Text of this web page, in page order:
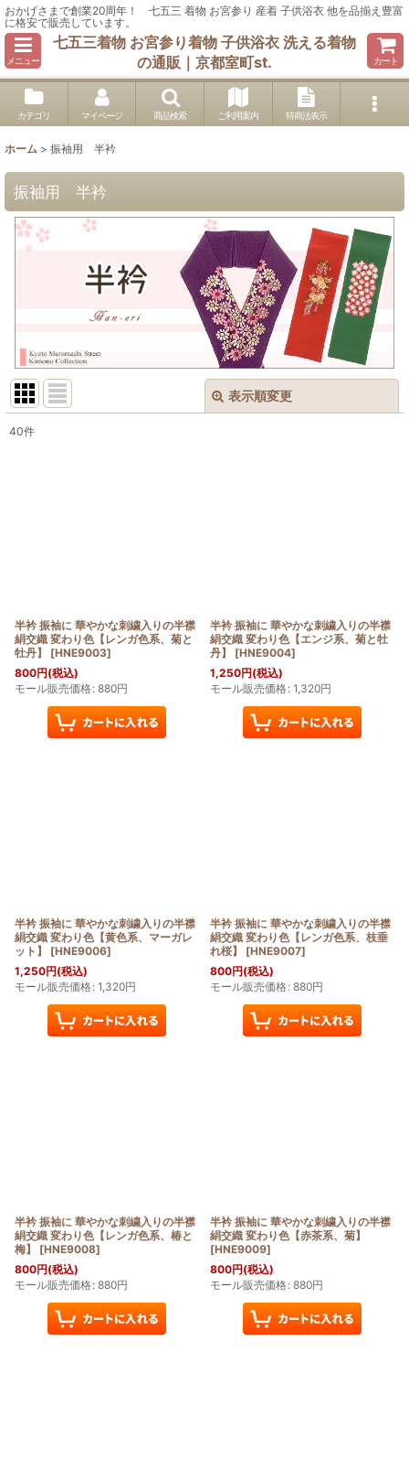
おかげさまで創業20周年！ 七五三 着物 お宮参り 産着 子供浴衣 他を品揃え豊富
に格安で販売しています。
メニュー
七五三着物 お宮参り着物 子供浴衣 洗える着物
の通販｜京都室町st.
カート
カテゴリ マイページ 商品検索 ご利用案内 特商法表示
ホーム > 振袖用 半衿
振袖用 半衿
表示順変更
40件
半衿 振袖に 華やかな刺繍入りの半襟
絹交織 変わり色【レンガ色系、菊と
牡丹】
[HNE9003]
800円(税込)
モール販売価格: 880円
半衿 振袖に 華やかな刺繍入りの半襟
絹交織 変わり色【エンジ系、菊と牡
丹】
[HNE9004]
1,250円(税込)
モール販売価格: 1,320円
半衿 振袖に 華やかな刺繍入りの半襟
絹交織 変わり色【黄色系、マーガレ
ット】
[HNE9006]
1,250円(税込)
モール販売価格: 1,320円
半衿 振袖に 華やかな刺繍入りの半襟
絹交織 変わり色【レンガ色系、枝垂
れ桜】
[HNE9007]
800円(税込)
モール販売価格: 880円
半衿 振袖に 華やかな刺繍入りの半襟
絹交織 変わり色【レンガ色系、椿と
梅】
[HNE9008]
800円(税込)
モール販売価格: 880円
半衿 振袖に 華やかな刺繍入りの半襟
絹交織 変わり色【赤茶系、菊】
[HNE9009]
800円(税込)
モール販売価格: 880円